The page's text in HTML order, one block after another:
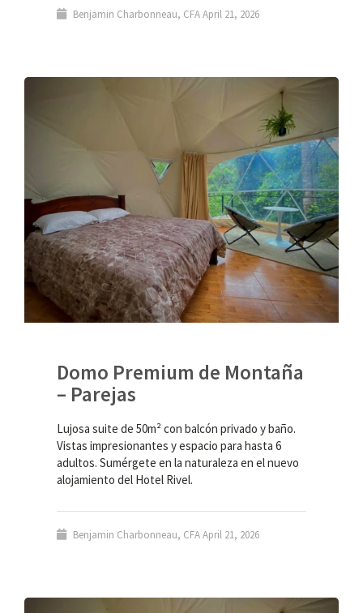
Benjamin Charbonneau, CFAApril 21, 2026
Domo Premium de Montaña
– Parejas
Lujosa suite de 50m² con balcón privado y baño.
Vistas impresionantes y espacio para hasta 6
adultos. Sumérgete en la naturaleza en el nuevo
alojamiento del Hotel Rivel.
Benjamin Charbonneau, CFAApril 21, 2026